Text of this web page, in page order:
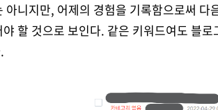
아니지만, 어제의 경험을 기록함으로써 다
할 것으로 보인다. 같은 키워드여도 블